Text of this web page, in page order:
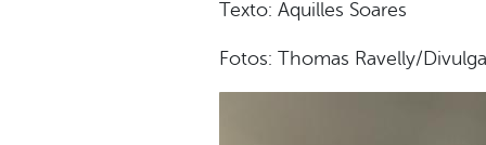
Texto: Aquilles Soares
Fotos: Thomas Ravelly/